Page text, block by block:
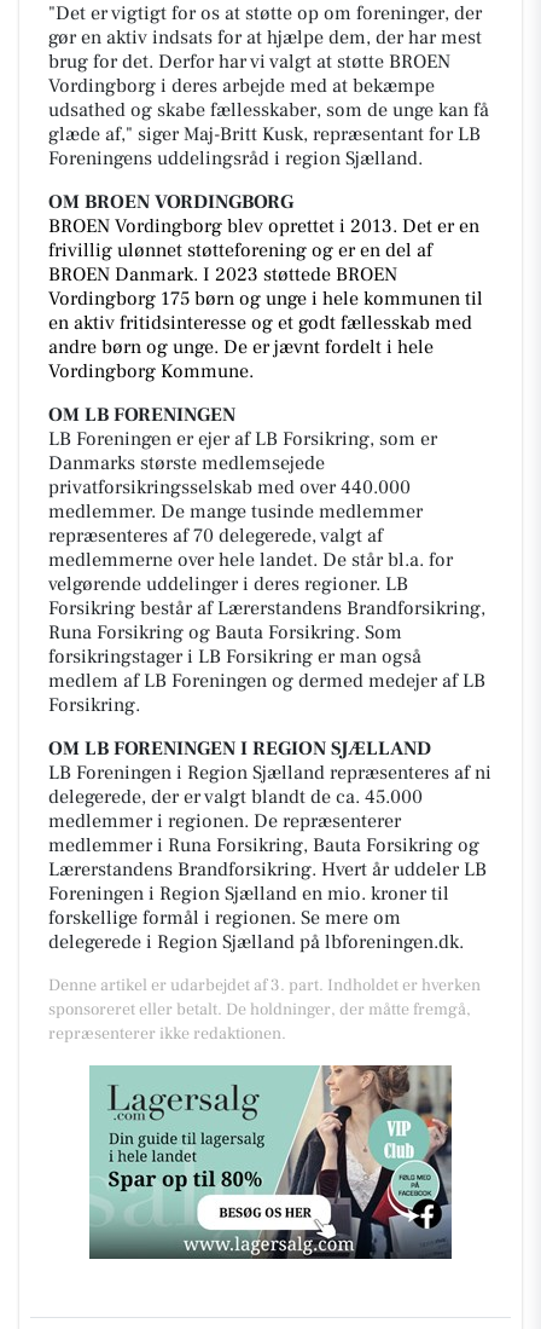
"Det er vigtigt for os at støtte op om foreninger, der
gør en aktiv indsats for at hjælpe dem, der har mest
brug for det. Derfor har vi valgt at støtte BROEN
Vordingborg i deres arbejde med at bekæmpe
udsathed og skabe fællesskaber, som de unge kan få
glæde af," siger Maj-Britt Kusk, repræsentant for LB
Foreningens uddelingsråd i region Sjælland.
OM BROEN VORDINGBORG
BROEN Vordingborg blev oprettet i 2013. Det er en
frivillig ulønnet støtteforening og er en del af
BROEN Danmark. I 2023 støttede BROEN
Vordingborg 175 børn og unge i hele kommunen til
en aktiv fritidsinteresse og et godt fællesskab med
andre børn og unge. De er jævnt fordelt i hele
Vordingborg Kommune.
OM LB FORENINGEN
LB Foreningen er ejer af LB Forsikring, som er
Danmarks største medlemsejede
privatforsikringsselskab med over 440.000
medlemmer. De mange tusinde medlemmer
repræsenteres af 70 delegerede, valgt af
medlemmerne over hele landet. De står bl.a. for
velgørende uddelinger i deres regioner. LB
Forsikring består af Lærerstandens Brandforsikring,
Runa Forsikring og Bauta Forsikring. Som
forsikringstager i LB Forsikring er man også
medlem af LB Foreningen og dermed medejer af LB
Forsikring.
OM LB FORENINGEN I REGION SJÆLLAND
LB Foreningen i Region Sjælland repræsenteres af ni
delegerede, der er valgt blandt de ca. 45.000
medlemmer i regionen. De repræsenterer
medlemmer i Runa Forsikring, Bauta Forsikring og
Lærerstandens Brandforsikring. Hvert år uddeler LB
Foreningen i Region Sjælland en mio. kroner til
forskellige formål i regionen. Se mere om
delegerede i Region Sjælland på lbforeningen.dk.
Denne artikel er udarbejdet af 3. part. Indholdet er hverken
sponsoreret eller betalt. De holdninger, der måtte fremgå,
repræsenterer ikke redaktionen.